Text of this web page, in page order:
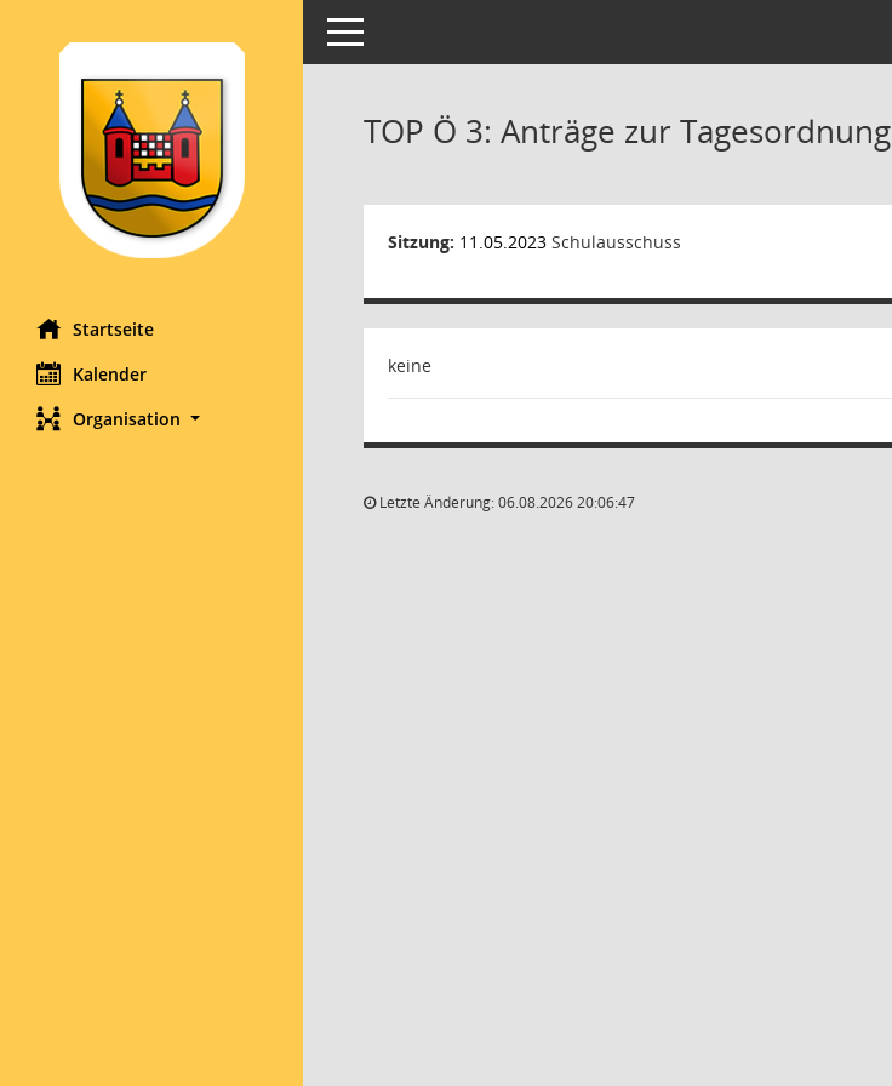
Startseite
Kalender
Organisation
Toggle navigation
TOP Ö 3: Anträge zur Tagesordnung
Sitzung: 11.05.2023 Schulausschuss
keine
Letzte Änderung: 06.08.2026 20:06:47